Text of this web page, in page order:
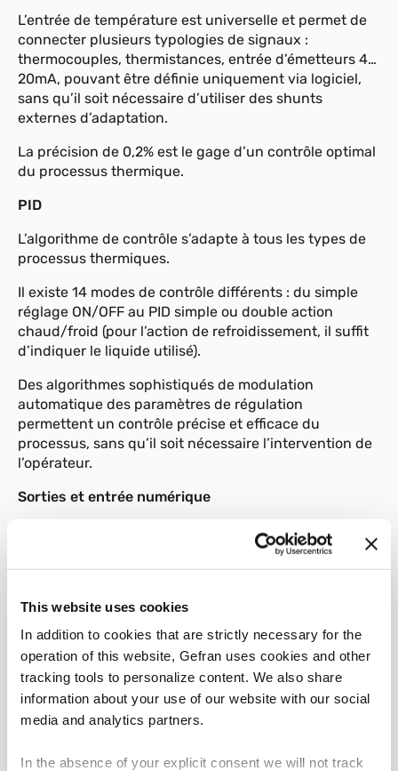
This website uses cookies
In addition to cookies that are strictly necessary for the
operation of this website, Gefran uses cookies and other
tracking tools to personalize content. We also share
information about your use of our website with our social
media and analytics partners.
In the absence of your explicit consent we will not track
L’entrée de température est universelle et permet de
connecter plusieurs typologies de signaux :
thermocouples, thermistances, entrée d’émetteurs 4…
20mA, pouvant être définie uniquement via logiciel,
sans qu’il soit nécessaire d’utiliser des shunts
externes d’adaptation.
La précision de 0,2% est le gage d’un contrôle optimal
du processus thermique.
PID
L’algorithme de contrôle s’adapte à tous les types de
processus thermiques.
Il existe 14 modes de contrôle différents : du simple
réglage ON/OFF au PID simple ou double action
chaud/froid (pour l’action de refroidissement, il suffit
d’indiquer le liquide utilisé).
Des algorithmes sophistiqués de modulation
automatique des paramètres de régulation
permettent un contrôle précise et efficace du
processus, sans qu’il soit nécessaire l’intervention de
l’opérateur.
Sorties et entrée numérique
Le système comprend jusqu’à un maximum de trois
sorties : une de refroidissement relais (3A, 250V) ou
logique (24Vdc, 35mA), et deux sorties (en option)
l’utilisateur.
Au moyen d’un bus interne, chaque “esclave” peut
activer les deux sorties relais sur le “maître”, suite à
une condition d’alarme, pour générer des signaux
pour garantir la sécurité de fonctionnement des